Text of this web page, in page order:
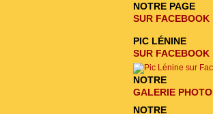
NOTRE PAGE
SUR FACEBOOK
PIC LÉNINE
SUR FACEBOOK
NOTRE
GALERIE PHOTO
NOTRE